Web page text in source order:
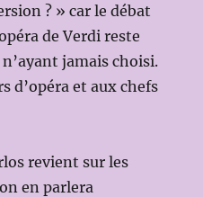
? » car le débat
de Verdi reste
jamais choisi.
d’opéra et aux chefs
revient sur les
en parlera